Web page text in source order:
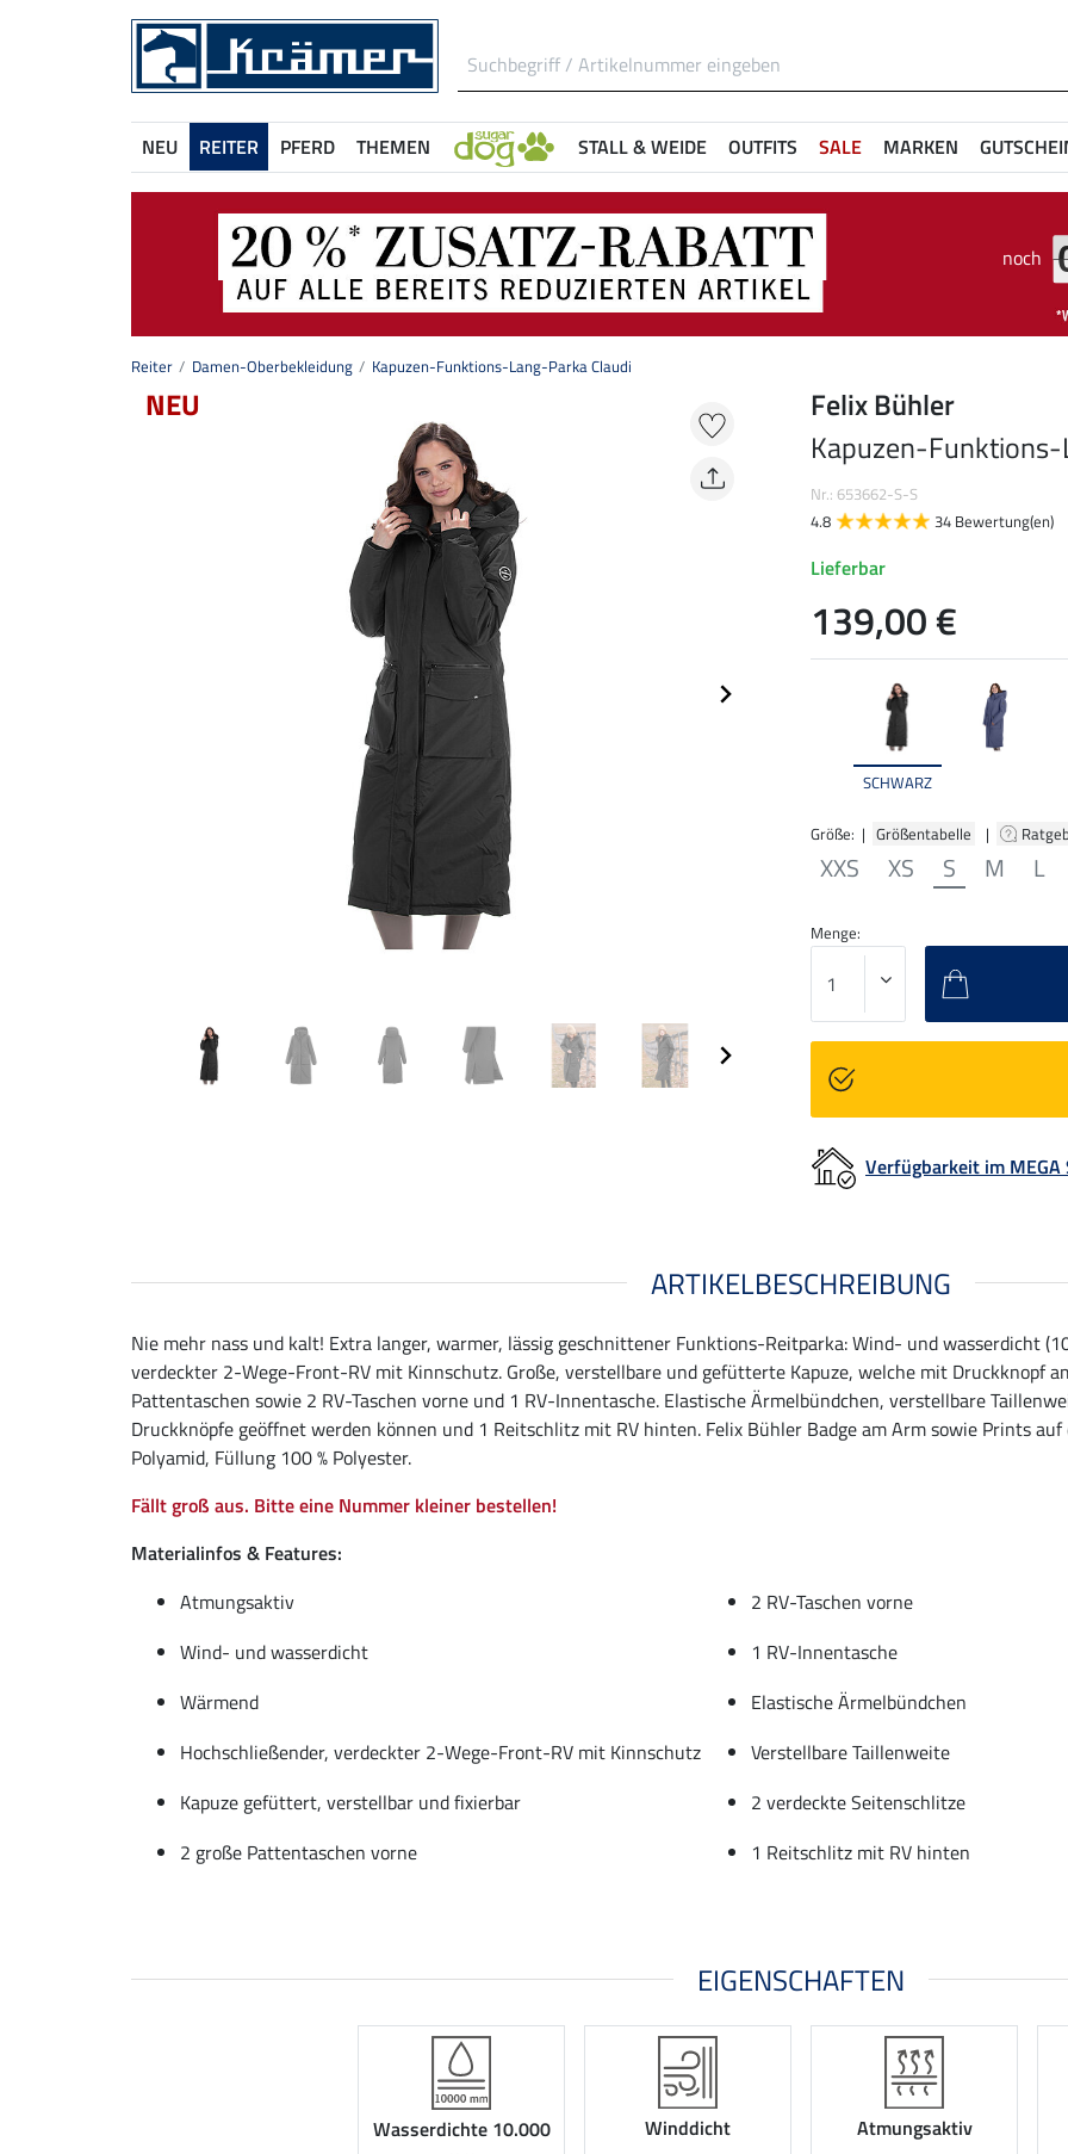
NEU REITER PFERD THEMEN STALL & WEIDE OUTFITS SALE MARKEN
noch
Reiter Damen-Oberbekleidung Kapuzen-Funktions-Lang-Parka Claudi
NEU
SCHWARZ
Größe: | Größentabelle |
XXS XS S M L
Felix Bühler
Kapuzen-
Nr.: 653662-S-S
4.8
34 Bewertung(en)
Lieferbar
139,00 €
Menge:
Verfügbarkeit im MEGA
ARTIKELBESCHREIBUNG
Nie mehr nass und kalt! Extra langer, warmer, lässig geschnittener Funktions-Reitparka: Wind- und wasserdicht
verdeckter 2-Wege-Front-RV mit Kinnschutz. Große, verstellbare und gefütterte Kapuze, welche mit Druckknopf
Pattentaschen sowie 2 RV-Taschen vorne und 1 RV-Innentasche. Elastische Ärmelbündchen, verstellbare
Druckknöpfe geöffnet werden können und 1 Reitschlitz mit RV hinten. Felix Bühler Badge am Arm sowie Prints auf
Polyamid, Füllung 100 % Polyester.
Fällt groß aus. Bitte eine Nummer kleiner bestellen!
Materialinfos & Features:
Atmungsaktiv
2 RV-Taschen vorne
Wind- und wasserdicht
1 RV-Innentasche
Wärmend
Elastische Ärmelbündchen
Hochschließender, verdeckter 2-Wege-Front-RV mit Kinnschutz
Verstellbare Taillenweite
Kapuze gefüttert, verstellbar und fixierbar
2 verdeckte Seitenschlitze
2 große Pattentaschen vorne
1 Reitschlitz mit RV hinten
EIGENSCHAFTEN
Wasserdichte 10.000
Winddicht Atmungsaktiv